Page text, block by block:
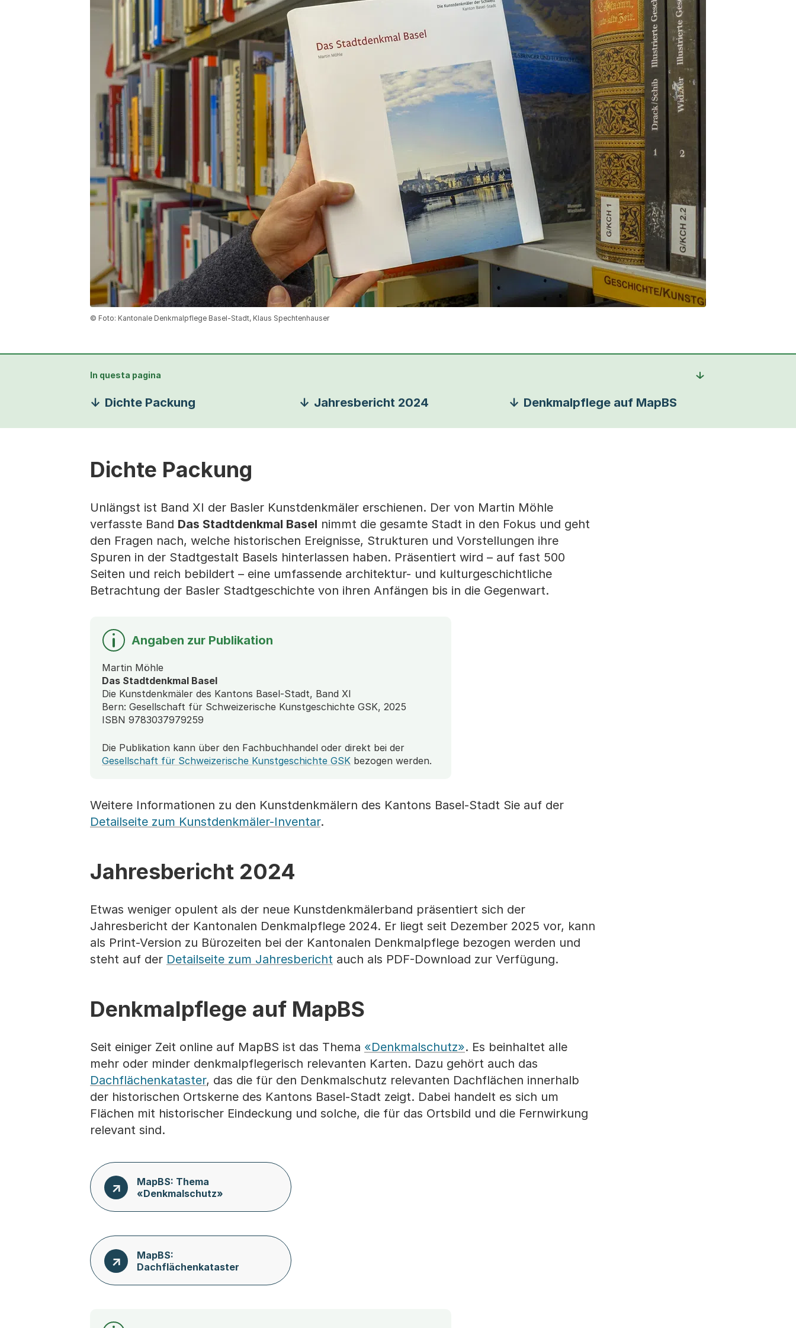
© Foto: Kantonale Denkmalpflege Basel-Stadt, Klaus Spechtenhauser
In questa pagina
Dichte Packung Jahresbericht 2024 Denkmalpflege auf MapBS
Dichte Packung
Unlängst ist Band XI der Basler Kunstdenkmäler erschienen. Der von Martin Möhle
verfasste Band Das Stadtdenkmal Basel nimmt die gesamte Stadt in den Fokus und geht
den Fragen nach, welche historischen Ereignisse, Strukturen und Vorstellungen ihre
Spuren in der Stadtgestalt Basels hinterlassen haben. Präsentiert wird – auf fast 500
Seiten und reich bebildert – eine umfassende architektur- und kulturgeschichtliche
Betrachtung der Basler Stadtgeschichte von ihren Anfängen bis in die Gegenwart.
Angaben zur Publikation
Martin Möhle
Das Stadtdenkmal Basel
Die Kunstdenkmäler des Kantons Basel-Stadt, Band XI
Bern: Gesellschaft für Schweizerische Kunstgeschichte GSK, 2025
ISBN 978­3­03797­925­9
Die Publikation kann über den Fachbuchhandel oder direkt bei der
Gesellschaft für Schweizerische Kunstgeschichte GSK bezogen werden.
Weitere Informationen zu den Kunstdenkmälern des Kantons Basel-Stadt Sie auf der
Detailseite zum Kunstdenkmäler-Inventar.
Jahresbericht 2024
Etwas weniger opulent als der neue Kunstdenkmälerband präsentiert sich der
Jahresbericht der Kantonalen Denkmalpflege 2024. Er liegt seit Dezember 2025 vor, kann
als Print-Version zu Bürozeiten bei der Kantonalen Denkmalpflege bezogen werden und
steht auf der Detailseite zum Jahresbericht auch als PDF-Download zur Verfügung.
Denkmalpflege auf MapBS
Seit einiger Zeit online auf MapBS ist das Thema «Denkmalschutz». Es beinhaltet alle
mehr oder minder denkmalpflegerisch relevanten Karten. Dazu gehört auch das
Dachflächenkataster, das die für den Denkmalschutz relevanten Dachflächen innerhalb
der historischen Ortskerne des Kantons Basel-Stadt zeigt. Dabei handelt es sich um
Flächen mit historischer Eindeckung und solche, die für das Ortsbild und die Fernwirkung
relevant sind.
MapBS: Thema
«Denkmalschutz»
MapBS:
Dachflächenkataster